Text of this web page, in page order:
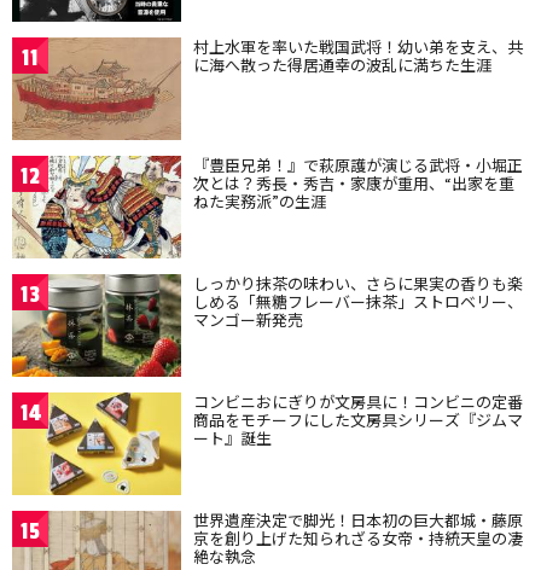
11 村上水軍を率いた戦国武将！幼い弟を支え、共
に海へ散った得居通幸の波乱に満ちた生涯
12 『豊臣兄弟！』で萩原護が演じる武将・小堀正
次とは？秀長・秀吉・家康が重用、“出家を重
ねた実務派”の生涯
13 しっかり抹茶の味わい、さらに果実の香りも楽
しめる「無糖フレーバー抹茶」ストロベリー、
マンゴー新発売
14 コンビニおにぎりが文房具に！コンビニの定番
商品をモチーフにした文房具シリーズ『ジムマ
ート』誕生
15 世界遺産決定で脚光！日本初の巨大都城・藤原
京を創り上げた知られざる女帝・持統天皇の凄
絶な執念